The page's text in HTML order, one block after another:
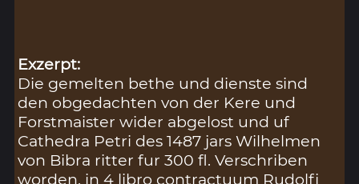
Exzerpt:
Die gemelten bethe und dienste sind
den obgedachten von der Kere und
Forstmaister wider abgelost und uf
Cathedra Petri des 1487 jars Wilhelmen
von Bibra ritter fur 300 fl. Verschriben
worden, in 4 libro contractuum Rudolfi